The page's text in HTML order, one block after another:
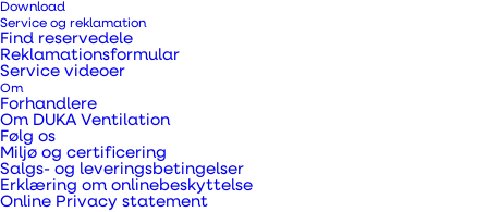
Download
Service og reklamation
Find reservedele
Reklamationsformular
Service videoer
Om
Forhandlere
Om DUKA Ventilation
Følg os
Miljø og certificering
Salgs- og leveringsbetingelser
Erklæring om onlinebeskyttelse
Online Privacy statement
MAO2 L TH
Vinduesventilator
Vinduesventilator til direkte montering i vinduer.